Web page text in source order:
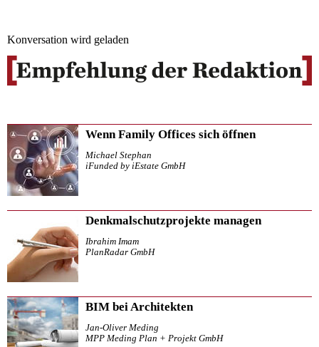
Konversation wird geladen
Wenn Family Offices sich öffnen
Michael Stephan
iFunded by iEstate GmbH
Denkmalschutzprojekte managen
Ibrahim Imam
PlanRadar GmbH
BIM bei Architekten
Jan-Oliver Meding
MPP Meding Plan + Projekt GmbH